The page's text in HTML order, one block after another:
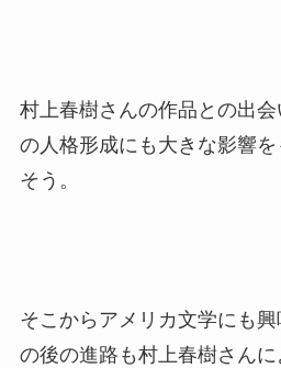
村上春樹さんの作品との出
の人格形成にも大きな影響
そう。
そこからアメリカ文学にも
の後の進路も村上春樹さん